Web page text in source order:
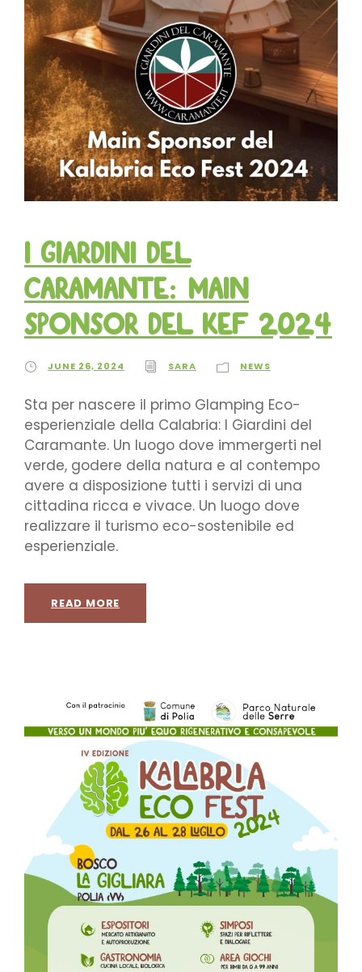
I Giardini del
Caramante: MAIN
SPONSOR del KEF 2024
JUNE 26, 2024 SARA NEWS
Sta per nascere il primo Glamping Eco-
esperienziale della Calabria: I Giardini del
Caramante. Un luogo dove immergerti nel
verde, godere della natura e al contempo
avere a disposizione tutti i servizi di una
cittadina ricca e vivace. Un luogo dove
realizzare il turismo eco-sostenibile ed
esperienziale.
READ MORE